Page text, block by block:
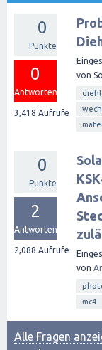
0
Punkte
0
Antworten
3,418 Aufrufe
von
diehl
0
Punkte
2
Antworten
2,088 Aufrufe
von
mc4
Alle Fragen